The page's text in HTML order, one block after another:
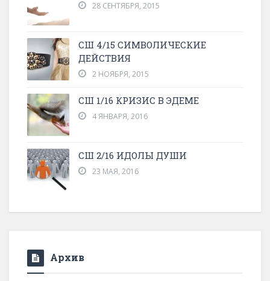
28 СЕНТЯБРЯ, 2015
СШ 4/15 СИМВОЛИЧЕСКИЕ
ДЕЙСТВИЯ
2 НОЯБРЯ, 2015
СШ 1/16 КРИЗИС В ЭДЕМЕ
4 ЯНВАРЯ, 2016
СШ 2/16 ИДОЛЫ ДУШИ
23 МАЯ, 2016
Архив